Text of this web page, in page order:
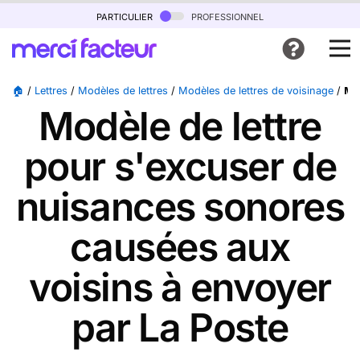
particulier professionnel
🏠 / Lettres / Modèles de lettres / Modèles de lettres de voisinage /
Modèle de lettre
pour s'excuser de
nuisances sonores
causées aux
voisins à envoyer
par La Poste